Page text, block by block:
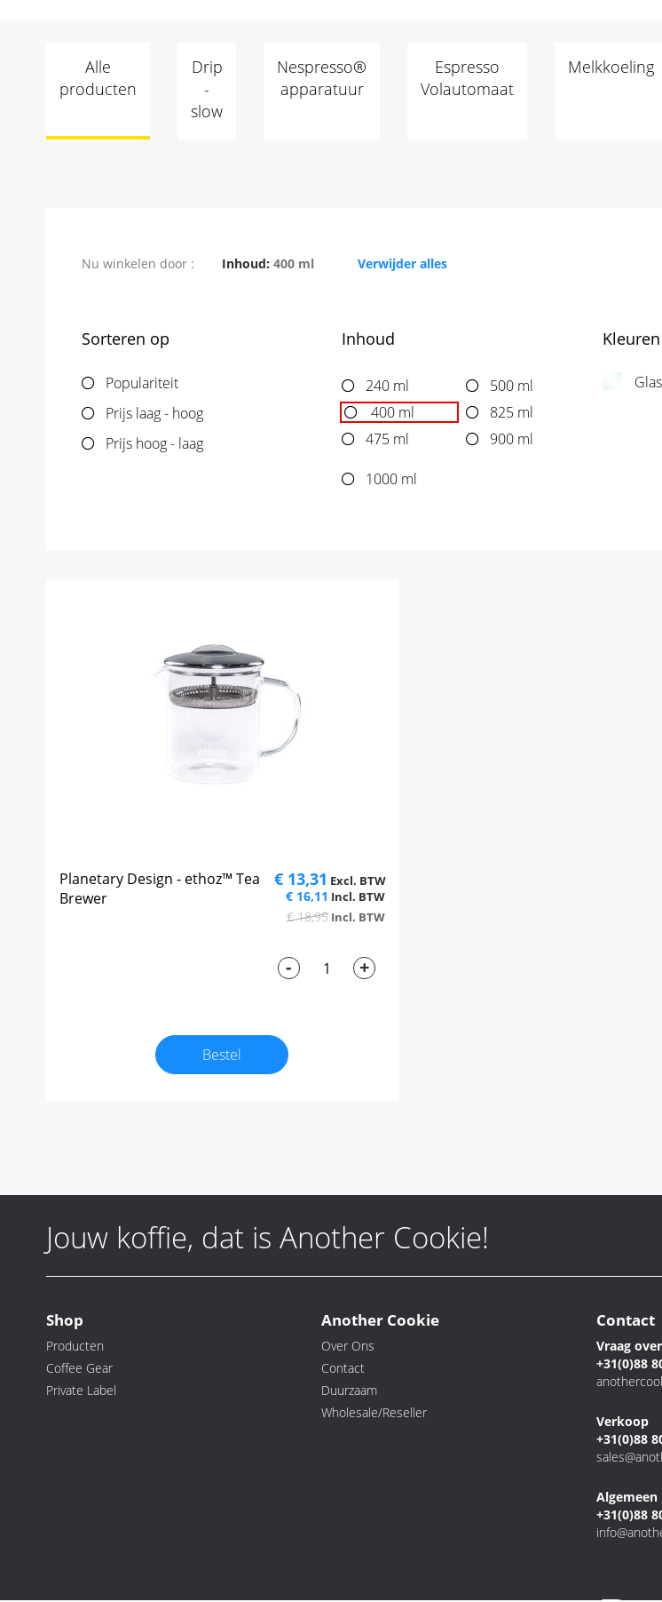
Alle
producten
Drip
-
slow
Nespresso®
apparatuur
Espresso
Volautomaat
Melkkoeling
Nu winkelen door Inhoud 400 ml
Verwijder dit item Verwijder alles
Sorteren op
Populariteit
Prijs laag - hoog
Prijs hoog - laag
Inhoud
240 ml
400 ml
475 ml
500 ml
825 ml
900 ml
1000 ml
Kleuren
Planetary Design - ethoz™ Tea
Brewer
€ 13,31
€ 16,11
€ 18,95
- +
Bestel
Jouw koffie, dat is Another Cookie!
Shop
Producten
Coffee Gear
Private Label
Another Cookie
Over Ons
Contact
Duurzaam
Wholesale/Reseller
Contact
Vraag
+31(0)88
Verkoop
+31(0)88
Algemeen
+31(0)88